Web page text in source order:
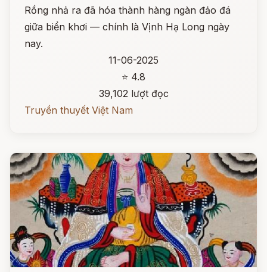
Rồng nhả ra đã hóa thành hàng ngàn đảo đá
giữa biển khơi — chính là Vịnh Hạ Long ngày
nay.
11-06-2025
⭐ 4.8
39,102 lượt đọc
Truyền thuyết Việt Nam